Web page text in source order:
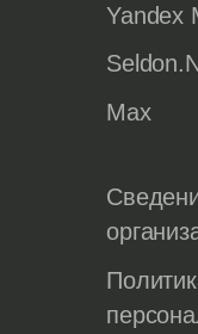
Yandex
Max